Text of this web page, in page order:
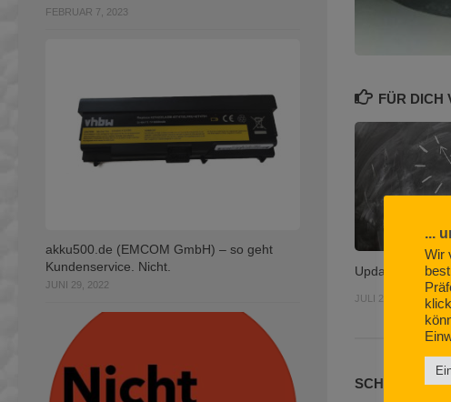
FÜR DICH
Update zur
JULI 25, 2019
SCHREIBE
FEBRUAR 7, 2023
akku500.de (EMCOM GmbH) – so geht
Kundenservice. Nicht.
JUNI 29, 2022
...
Wir